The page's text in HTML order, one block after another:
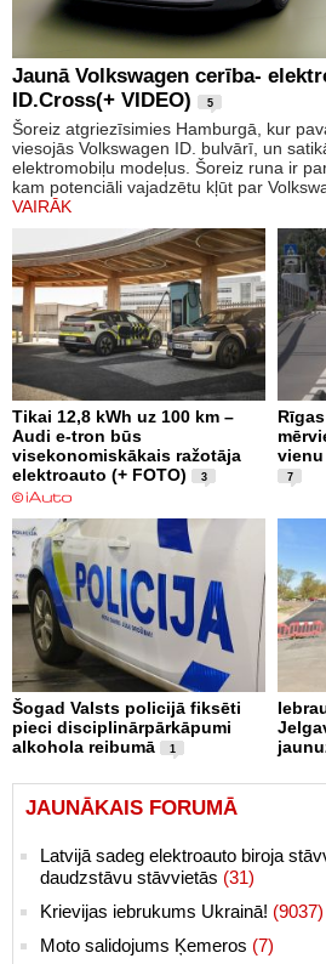
Jaunā Volkswagen cerība-
ID.Cross(+ VIDEO)
5
Šoreiz atgriezīsimies Hamburgā, kur
viesojās Volkswagen ID. bulvārī, un
elektromobiļu modeļus. Šoreiz runa ir
kam potenciāli vajadzētu kļūt par
VAIRĀK
Tikai 12,8 kWh uz 100 km –
Audi e-tron būs
visekonomiskākais ražotāja
elektroauto (+ FOTO)
3
vienu
7
Šogad Valsts policijā fiksēti
pieci disciplinārpārkāpumi
alkohola reibumā
1
JAUNĀKAIS FORUMĀ
Latvijā sadeg elektroauto biroja
daudzstāvu stāvvietās (31)
Krievijas iebrukums Ukrainā! (9037)
Moto salidojums Ķemeros (7)